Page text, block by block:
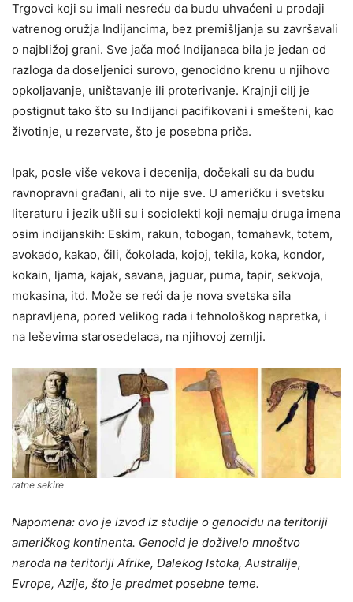
Trgovci koji su imali nesreću da budu uhvaćeni u prodaji
vatrenog oružja Indijancima, bez premišljanja su završavali
o najbližoj grani. Sve jača moć Indijanaca bila je jedan od
razloga da doseljenici surovo, genocidno krenu u njihovo
opkoljavanje, uništavanje ili proterivanje. Krajnji cilj je
postignut tako što su Indijanci pacifikovani i smešteni, kao
životinje, u rezervate, što je posebna priča.
Ipak, posle više vekova i decenija, dočekali su da budu
ravnopravni građani, ali to nije sve. U američku i svetsku
literaturu i jezik ušli su i sociolekti koji nemaju druga imena
osim indijanskih: Eskim, rakun, tobogan, tomahavk, totem,
avokado, kakao, čili, čokolada, kojoj, tekila, koka, kondor,
kokain, ljama, kajak, savana, jaguar, puma, tapir, sekvoja,
mokasina, itd. Može se reći da je nova svetska sila
napravljena, pored velikog rada i tehnološkog napretka, i
na leševima starosedelaca, na njihovoj zemlji.
ratne sekire
Napomena: ovo je izvod iz studije o genocidu na teritoriji
američkog kontinenta. Genocid je doživelo mnoštvo
naroda na teritoriji Afrike, Dalekog Istoka, Australije,
Evrope, Azije, što je predmet posebne teme.